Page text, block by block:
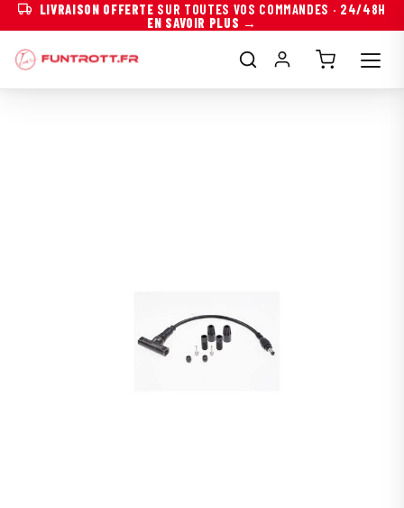
LIVRAISON OFFERTE SUR TOUTES VOS COMMANDES · 24/48H
EN SAVOIR PLUS →